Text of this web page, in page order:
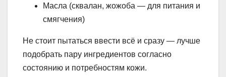
Масла (сквалан, жожоба — для питания и
смягчения)
Не стоит пытаться ввести всё и сразу — лучше
подобрать пару ингредиентов согласно
состоянию и потребностям кожи.